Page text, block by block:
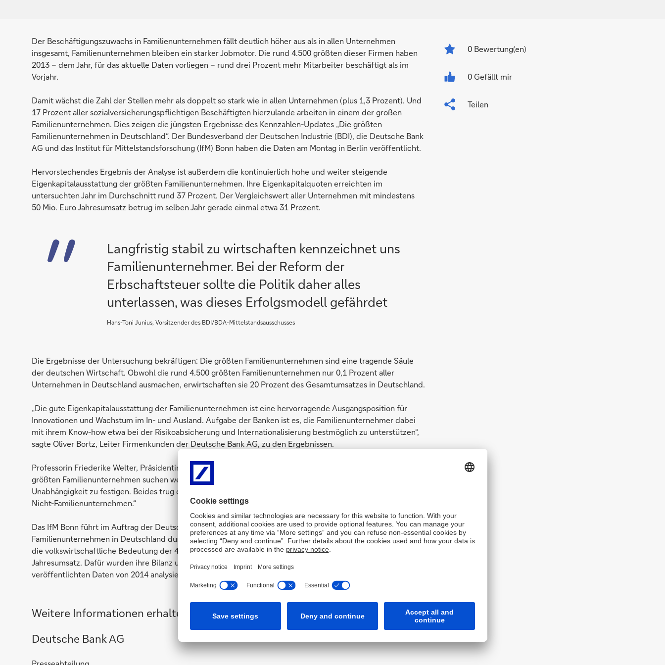
Der Beschäftigungszuwachs in Familienunternehmen fällt deutlich höher aus als in allen Unternehmen
insgesamt, Familienunternehmen bleiben ein starker Jobmotor. Die rund 4.500 größten dieser Firmen haben
2013 – dem Jahr, für das aktuelle Daten vorliegen – rund drei Prozent mehr Mitarbeiter beschäftigt als im
Vorjahr.
Damit wächst die Zahl der Stellen mehr als doppelt so stark wie in allen Unternehmen (plus 1,3 Prozent). Und
17 Prozent aller so­zi­al­ver­si­che­rungs­pflich­tigen Beschäftigten hierzulande arbeiten in einem der großen
Familienunternehmen. Dies zeigen die jüngsten Ergebnisse des Kennzahlen-Updates „Die größten
Familienunternehmen in Deutschland“. Der Bundesverband der Deutschen Industrie (BDI), die Deutsche Bank
AG und das Institut für Mittelstandsforschung (IfM) Bonn haben die Daten am Montag in Berlin veröffentlicht.
Hervorstechendes Ergebnis der Analyse ist außerdem die kontinuierlich hohe und weiter steigende
Eigenkapitalausstattung der größten Familienunternehmen. Ihre Eigenkapitalquoten erreichten im
untersuchten Jahr im Durchschnitt rund 37 Prozent. Der Vergleichswert aller Unternehmen mit mindestens
50 Mio. Euro Jahresumsatz betrug im selben Jahr gerade einmal etwa 31 Prozent.
Langfristig stabil zu wirtschaften kennzeichnet uns
Familienunternehmer. Bei der Reform der
Erbschaftsteuer sollte die Politik daher alles
unterlassen, was dieses Erfolgsmodell gefährdet
Hans-Toni Junius, Vorsitzender des BDI/BDA-Mittelstandsausschusses
Die Ergebnisse der Untersuchung bekräftigen: Die größten Familienunternehmen sind eine tragende Säule
der deutschen Wirtschaft. Obwohl die rund 4.500 größten Familienunternehmen nur 0,1 Prozent aller
Unternehmen in Deutschland ausmachen, erwirtschaften sie 20 Prozent des Gesamtumsatzes in Deutschland.
„Die gute Eigenkapitalausstattung der Familienunternehmen ist eine hervorragende Ausgangsposition für
Innovationen und Wachstum im In- und Ausland. Aufgabe der Banken ist es, die Familienunternehmer dabei
mit ihrem Know-how etwa bei der Risikoabsicherung und Internationalisierung bestmöglich zu unterstützen“,
sagte Oliver Bortz, Leiter Firmenkunden der Deutsche Bank AG, zu den Ergebnissen.
Professorin Friederike Welter, Präsidentin des Instituts für Mittelstandsforschung (IfM) Bonn, resümierte: „Die
größten Familienunternehmen suchen weiterhin vor allem, ihre finanzielle Stabilität zu sichern und ihre
Unabhängigkeit zu festigen. Beides trug dazu bei, dass sie auch 2013 rentabler wirtschaften konnten als
Nicht-Familienunternehmen.“
Das IfM Bonn führt im Auftrag der Deutschen Bank AG und des BDI regelmäßig Studien über die größten
Familienunternehmen in Deutschland durch. Das nun veröffentlichte sechste Kennzahlen-Update untersucht
die volkswirtschaftliche Bedeutung der 4.497 Familienunternehmen mit mindestens 50 Mio. Euro
Jahresumsatz. Dafür wurden ihre Bilanz und GuV-Kennzahlen der Jahre 2012 und 2013 und die bereits
veröffentlichten Daten von 2014 analysiert.
Weitere Informationen erhalten Sie bei:
Deutsche Bank AG
0 Bewertung(en)
0 Gefällt mir
Teilen